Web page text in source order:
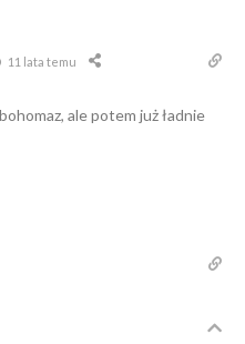
11 lata temu
ale potem już ładnie